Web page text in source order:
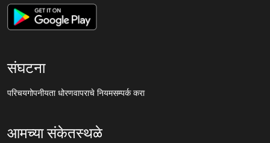
संघटना
परिचयगोपनीयता धोरणवापराचे नियमसम्पर्क करा
आमच्या संकेतस्थळे